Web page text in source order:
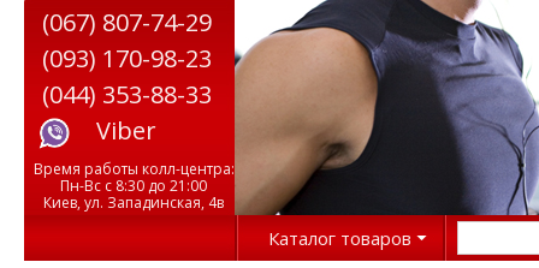
(067) 807-74-29
(093) 170-98-23
(044) 353-88-33
Viber
Время работы колл-центра:
Пн-Вс с 8:30 до 21:00
Киев, ул. Западинская, 4в
Каталог товаров